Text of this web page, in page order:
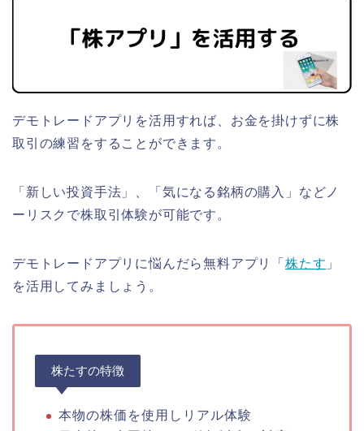
デモトレードアプリを活用すれば、お金を掛けずに株
取引の練習をすることができます。
「新しい投資手法」、「気になる銘柄の購入」などノ
ーリスクで株取引体験が可能です。
デモトレードアプリに悩んだら無料アプリ「 株たす 」
を活用してみましょう。
株たすの特徴
本物の株価を使用しリアル体験